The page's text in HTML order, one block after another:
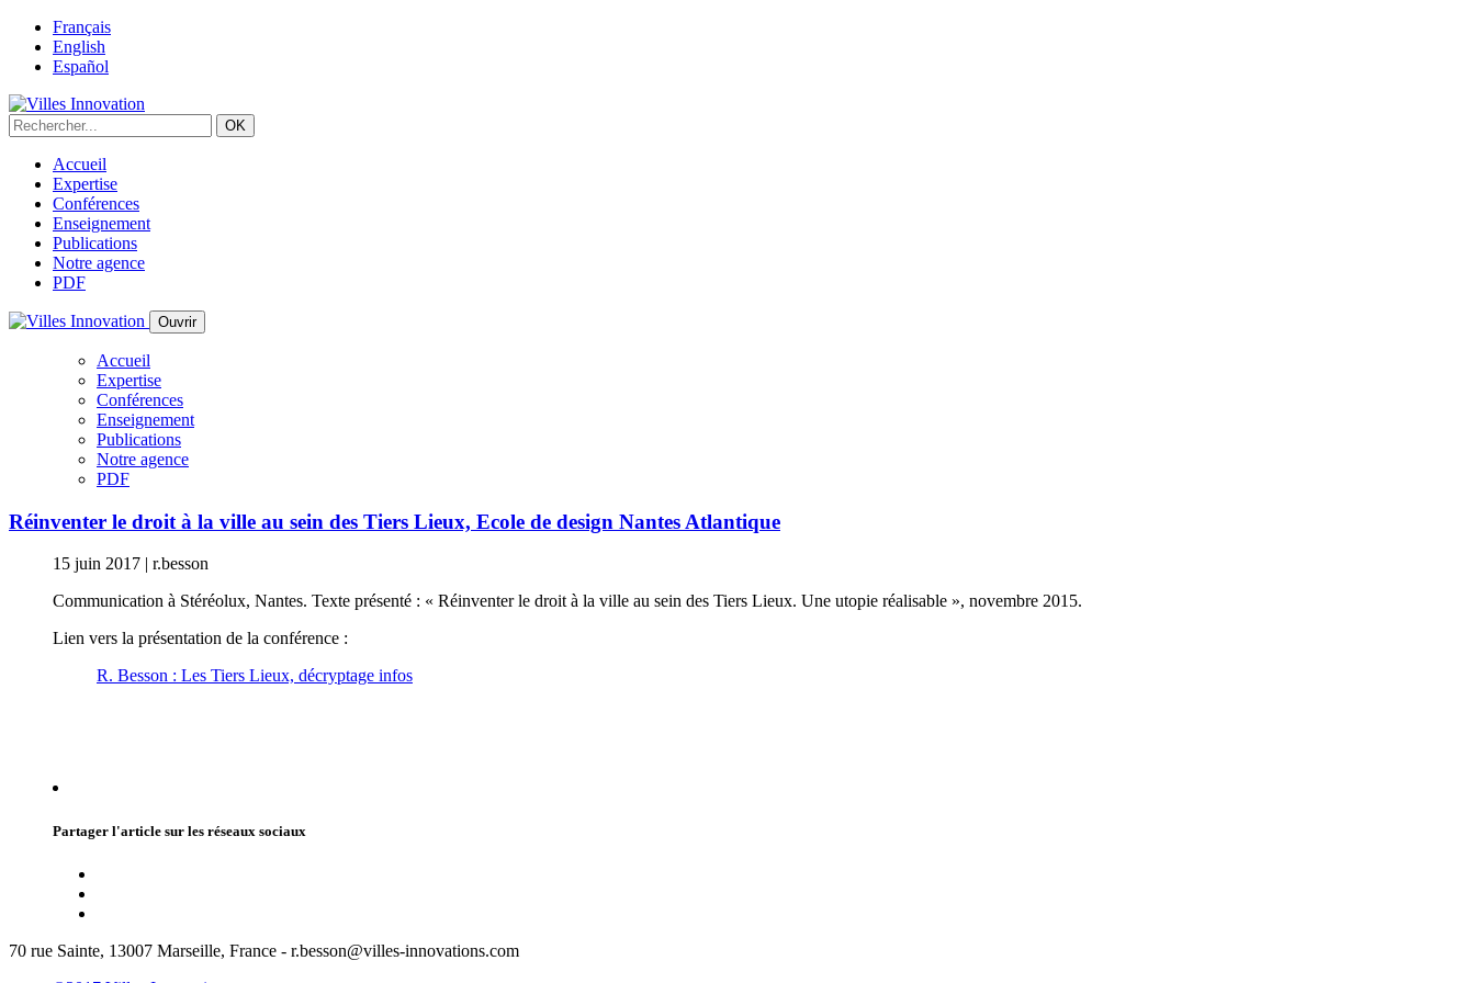
Français
English
Español
Accueil
Expertise
Conférences
Enseignement
Publications
Notre agence
PDF
Ouvrir
Accueil
Expertise
Conférences
Enseignement
Publications
Notre agence
PDF
Réinventer le droit à la ville au sein des Tiers Lieux, Ecole de design Nantes Atlantique
15 juin 2017 | r.besson
Communication à Stéréolux, Nantes. Texte présenté : « Réinventer le droit à la ville au sein des Tiers Lieux. Une utopie réalisable », novembre 2015.
Lien vers la présentation de la conférence :
R. Besson : Les Tiers Lieux, décryptage infos
Partager l'article sur les réseaux sociaux
70 rue Sainte, 13007 Marseille, France - r.besson@villes-innovations.com